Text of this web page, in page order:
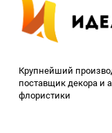
Крупнейший
поставщик декора и
флористики